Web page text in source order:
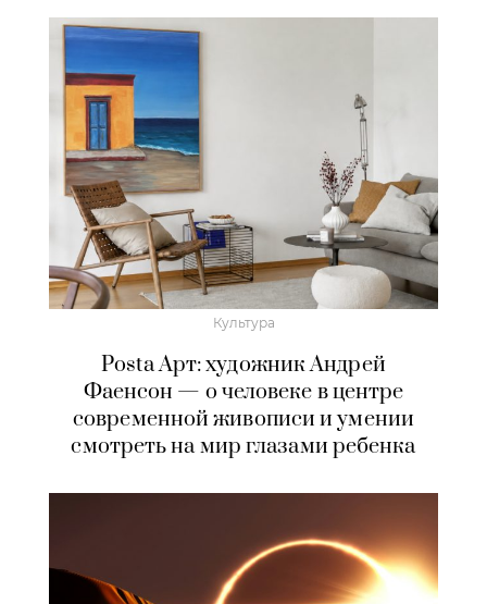
Культура
Posta Арт: художник Андрей
Фаенсон — о человеке в центре
современной живописи и умении
смотреть на мир глазами ребенка